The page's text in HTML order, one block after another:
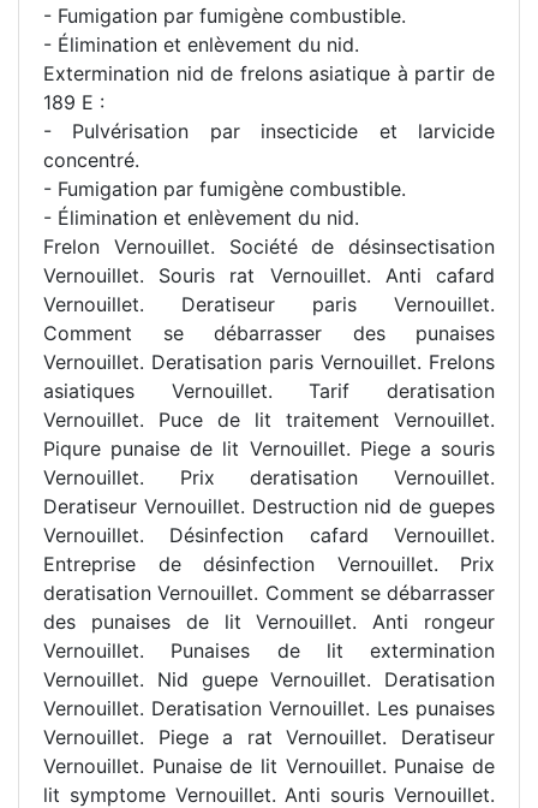
- Fumigation par fumigène combustible.
- Élimination et enlèvement du nid.
Extermination nid de frelons asiatique à partir de
189 E :
- Pulvérisation par insecticide et larvicide
concentré.
- Fumigation par fumigène combustible.
- Élimination et enlèvement du nid.
Frelon Vernouillet. Société de désinsectisation
Vernouillet. Souris rat Vernouillet. Anti cafard
Vernouillet. Deratiseur paris Vernouillet.
Comment se débarrasser des punaises
Vernouillet. Deratisation paris Vernouillet. Frelons
asiatiques Vernouillet. Tarif deratisation
Vernouillet. Puce de lit traitement Vernouillet.
Piqure punaise de lit Vernouillet. Piege a souris
Vernouillet. Prix deratisation Vernouillet.
Deratiseur Vernouillet. Destruction nid de guepes
Vernouillet. Désinfection cafard Vernouillet.
Entreprise de désinfection Vernouillet. Prix
deratisation Vernouillet. Comment se débarrasser
des punaises de lit Vernouillet. Anti rongeur
Vernouillet. Punaises de lit extermination
Vernouillet. Nid guepe Vernouillet. Deratisation
Vernouillet. Deratisation Vernouillet. Les punaises
Vernouillet. Piege a rat Vernouillet. Deratiseur
Vernouillet. Punaise de lit Vernouillet. Punaise de
lit symptome Vernouillet. Anti souris Vernouillet.